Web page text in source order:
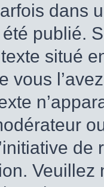
dans
publié.
situé
vous